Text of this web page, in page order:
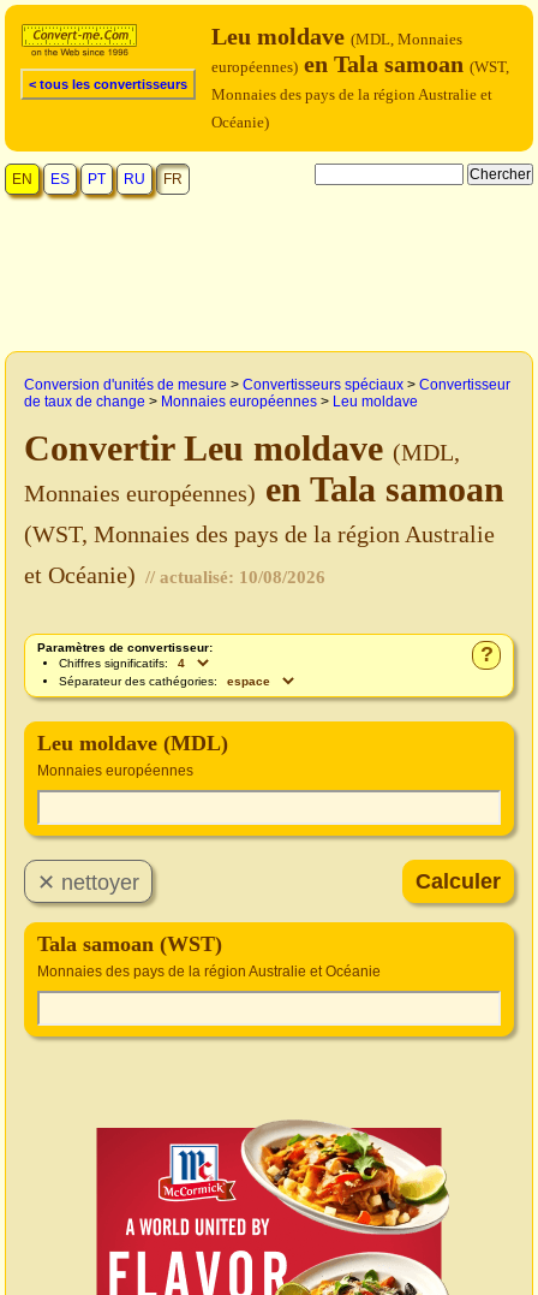
< tous les convertisseurs
Leu moldave (MDL, Monnaies
européennes) en Tala samoan (WST,
Monnaies des pays de la région Australie et
Océanie)
EN ES PT RU FR
Conversion d'unités de mesure > Convertisseurs spéciaux > Convertisseur
de taux de change > Monnaies européennes > Leu moldave
Convertir Leu moldave (MDL,
Monnaies européennes) en Tala samoan
(WST, Monnaies des pays de la région Australie
et Océanie) // actualisé: 10/08/2026
?
Paramètres de convertisseur:
Chiffres significatifs:
Séparateur des cathégories:
Leu moldave (MDL)
Monnaies européennes
Tala samoan (WST)
Monnaies des pays de la région Australie et Océanie